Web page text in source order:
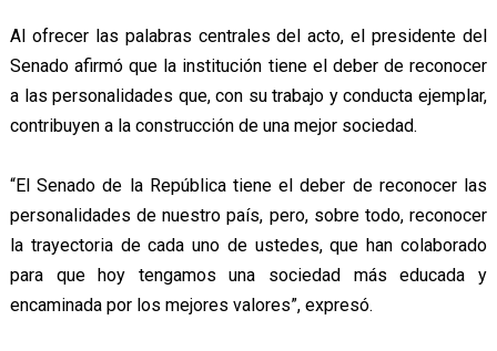
Al ofrecer las palabras centrales del acto, el presidente del
Senado afirmó que la institución tiene el deber de reconocer
a las personalidades que, con su trabajo y conducta ejemplar,
contribuyen a la construcción de una mejor sociedad.
“El Senado de la República tiene el deber de reconocer las
personalidades de nuestro país, pero, sobre todo, reconocer
la trayectoria de cada uno de ustedes, que han colaborado
para que hoy tengamos una sociedad más educada y
encaminada por los mejores valores”, expresó.